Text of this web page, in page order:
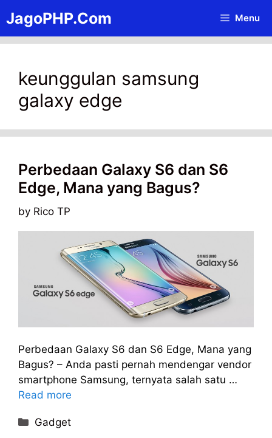
to
content
JagoPHP.Com Menu
keunggulan samsung
galaxy edge
Perbedaan Galaxy S6 dan S6
Edge, Mana yang Bagus?
by Rico TP
Perbedaan Galaxy S6 dan S6 Edge, Mana yang
Bagus? – Anda pasti pernah mendengar vendor
smartphone Samsung, ternyata salah satu …
Read more
Categories
Gadget